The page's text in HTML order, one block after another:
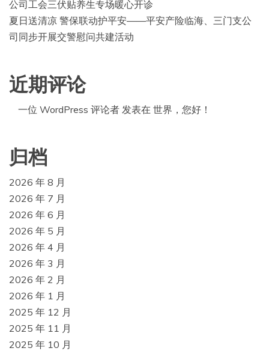
公司工会三伏贴养生专场暖心开诊
夏日送清凉 警保联动护平安——平安产险临海、三门支公
司同步开展交警慰问共建活动
近期评论
一位 WordPress 评论者 发表在 世界，您好！
归档
2026 年 8 月
2026 年 7 月
2026 年 6 月
2026 年 5 月
2026 年 4 月
2026 年 3 月
2026 年 2 月
2026 年 1 月
2025 年 12 月
2025 年 11 月
2025 年 10 月